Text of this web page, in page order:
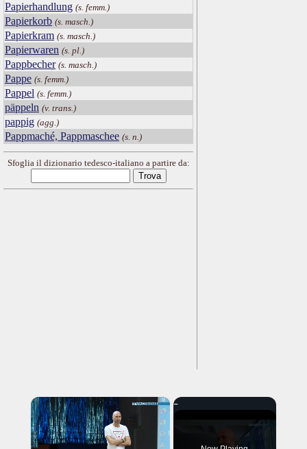
Papierhandlung (s. femm.)
Papierkorb (s. masch.)
Papierkram (s. masch.)
Papierwaren (s. pl.)
Pappbecher (s. masch.)
Pappe (s. femm.)
Pappel (s. femm.)
päppeln (v. trans.)
pappig (agg.)
Pappmaché, Pappmaschee (s. n.)
Sfoglia il dizionario tedesco-italiano a partire da:
×